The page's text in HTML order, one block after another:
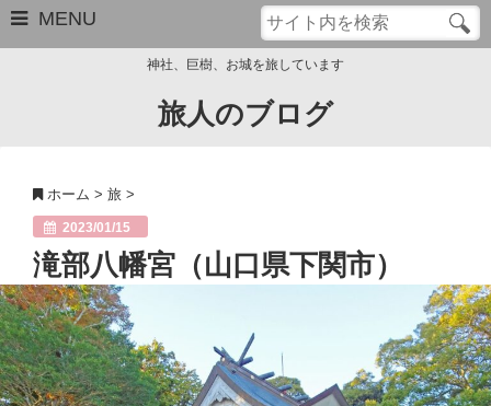
MENU
サイトマップ
管理人のプロフィール
Close
神社、巨樹、お城を旅しています
旅人のブログ
ホーム > 旅 >
2023/01/15
滝部八幡宮（山口県下関市）